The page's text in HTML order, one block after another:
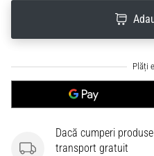
Dacă cumperi
transport gratuit